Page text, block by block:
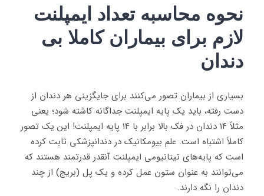
نحوه محاسبه تعداد ایمپلنت
لازم برای بیماران کاملا بی
دندان
بسیاری از بیماران تصور می‌کنند برای جایگزینی هر دندان از
دست رفته، باید یک پایه ایمپلنت جداگانه کاشته شود؛ یعنی
مثلاً ۱۴ دندان در فک بالا برابر با ۱۴ پایه ایمپلنت! این یک تصور
کاملاً اشتباه است. علم بیومکانیک در دندانپزشکی ثابت کرده
است که پایه‌های تیتانیومی ایمپلنت آنقدر قدرتمند هستند که
می‌توانند به عنوان ستون عمل کرده و یک پل (بریج) از چند
دندان را نگه دارند.